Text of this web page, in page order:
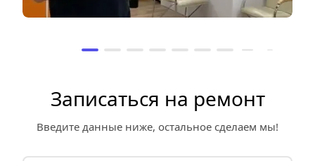
Записаться на ремонт
Введите данные ниже, остальное сделаем мы!